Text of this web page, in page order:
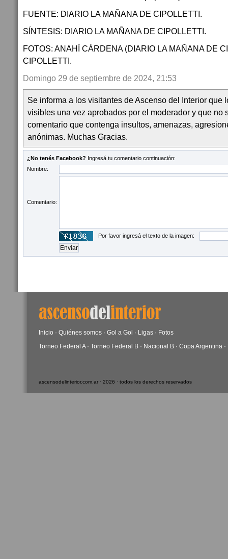
FUENTE: DIARIO LA MAÑANA DE CIPOLLETTI.
SÍNTESIS: DIARIO LA MAÑANA DE CIPOLLETTI.
FOTOS: ANAHÍ CÁRDENA (DIARIO LA MAÑANA DE
CIPOLLETTI.
Domingo 29 de septiembre de 2024, 21:53
Se informa a los visitantes de Ascenso del Interior que
visibles una vez aprobados por el moderador y que no
comentario que contenga insultos, amenazas,
anónimas. Muchas Gracias.
¿No tenés Facebook? Ingresá tu comentario continuación:
Nombre:
Comentario:
Por favor ingresá el texto de la imagen:
Inicio · Quiénes somos · Gol a Gol · Ligas · Fotos
Torneo Federal A· Torneo Federal B · Nacional B · Copa Argentina ·
ascensodelinterior.com.ar · 2026 · todos los derechos reservados